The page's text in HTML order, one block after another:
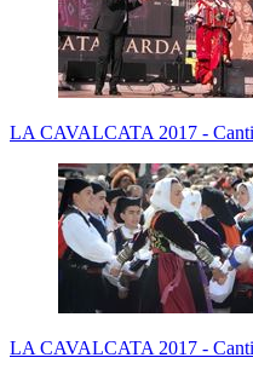
LA CAVALCATA 2017 -
LA CAVALCATA 2017 -